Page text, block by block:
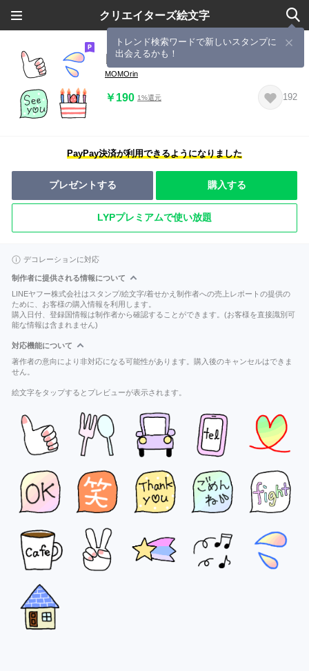
クリエイターズ絵文字
トレンド検索ワードで新しいスタンプに
出会えるかも！
日常使えるカラフル絵文字
MOMOrin
￥190 1%還元 192
PayPay決済が利用できるようになりました
プレゼントする 購入する
LYPプレミアムで使い放題
デコレーションに対応
制作者に提供される情報について
LINEヤフー株式会社はスタンプ/絵文字/着せかえ制作者への売上レポートの提供の
ために、お客様の購入情報を利用します。
購入日付、登録国情報は制作者から確認することができます。(お客様を直接識別可
能な情報は含まれません)
対応機能について
著作者の意向により非対応になる可能性があります。購入後のキャンセルはできま
せん。
絵文字をタップするとプレビューが表示されます。